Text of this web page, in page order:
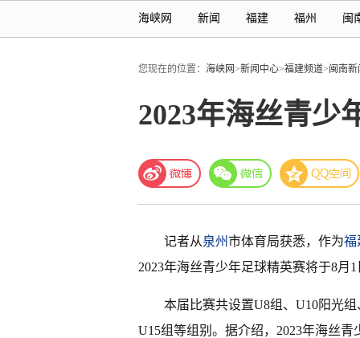
海峡网 新闻 福建 福州 闽
您现在的位置： 海峡网>新闻中心>福建频道>闽南新
2023年海丝青少
记者从泉州市体育局获悉，作为福
2023年海丝青少年足球精英赛将于8月
本届比赛共设置U8组、U10阳光
U15组等组别。据介绍，2023年海丝